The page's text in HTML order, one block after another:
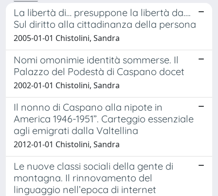
La libertà di… presuppone la libertà da….
Sul diritto alla cittadinanza della persona
2005-01-01 Chistolini, Sandra
Nomi omonimie identità sommerse. Il
Palazzo del Podestà di Caspano docet
2002-01-01 Chistolini, Sandra
Il nonno di Caspano alla nipote in
America 1946-1951”. Carteggio essenziale
agli emigrati dalla Valtellina
2012-01-01 Chistolini, Sandra
Le nuove classi sociali della gente di
montagna. Il rinnovamento del
linguaggio nell’epoca di internet